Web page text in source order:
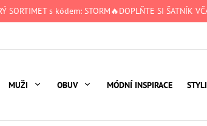
SORTIMET s kódem: STORM🔥DOPLŇTE SI ŠATNÍK
MUŽI OBUV MÓDNÍ INSPIRACE